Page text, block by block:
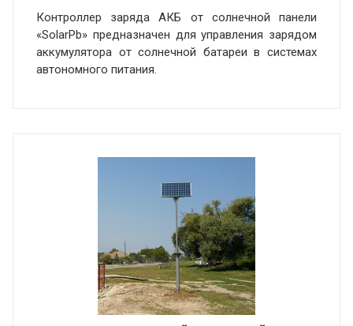
Контроллер заряда АКБ от солнечной панели
«SolarPb» предназначен для управления зарядом
аккумулятора от солнечной батареи в системах
автономного питания.